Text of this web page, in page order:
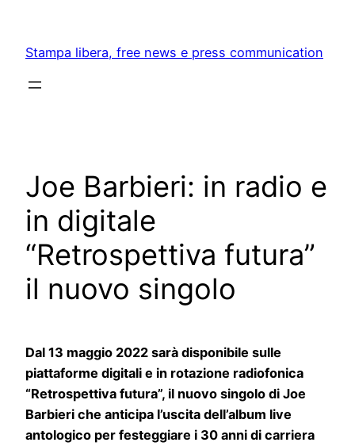
content
Stampa libera, free news e press communication
Joe Barbieri: in radio e
in digitale
“Retrospettiva futura”
il nuovo singolo
Dal 13 maggio 2022 sarà disponibile sulle
piattaforme digitali e in rotazione radiofonica
“Retrospettiva futura”, il nuovo singolo di Joe
Barbieri che anticipa l’uscita dell’album live
antologico per festeggiare i 30 anni di carriera